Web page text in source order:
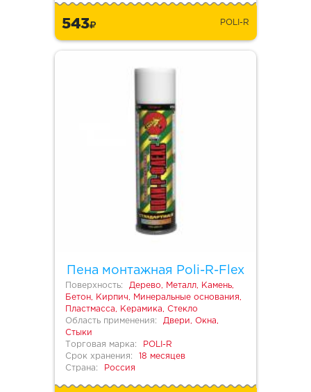
543 POLI-R
Пена монтажная Poli-R-Flex
Поверхность:
Дерево, Металл, Камень,
Бетон, Кирпич, Минеральные основания,
Пластмасса, Керамика, Стекло
Область применения:
Двери, Окна,
Стыки
Торговая марка:
POLI-R
Срок хранения:
18 месяцев
Страна:
Россия